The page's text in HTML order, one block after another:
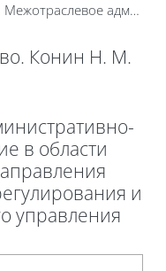
V.1. Межотраслевое административно-правовое регулирование в области экономики: основные направления экономико-правового регулирования и сферы государственного управления
Конин Н. М.
в области
и
управления